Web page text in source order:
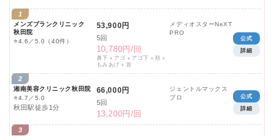
1
メンズブランクリニック
秋田院
⭐4.6／5.0 （40件）
53,900円
5回
10,780円/回
鼻下＋アゴ＋アゴ下＋頬＋
もみあげ＋首
メディオスターNeXT
PRO
公式
詳細
2
湘南美容クリニック秋田院
⭐4.7／5.0
秋田駅徒歩1分
66,000円
5回
13,200円/回
ジェントルマックス
プロ
公式
詳細
3